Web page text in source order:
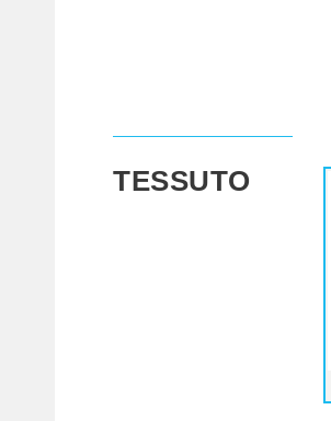
TESSUTO